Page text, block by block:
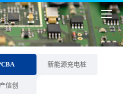
新能源充电桩
信创